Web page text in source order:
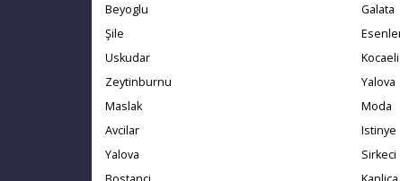
Beyoglu
Şile
Uskudar
Zeytinburnu
Maslak
Avcilar
Yalova
Galata
Kocaeli
Yalova
Moda
Istinye
Sirkeci